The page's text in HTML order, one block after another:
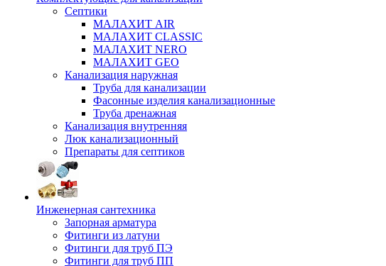
Септики
МАЛАХИТ AIR
МАЛАХИТ CLASSIC
МАЛАХИТ NERO
МАЛАХИТ GEO
Канализация наружная
Труба для канализации
Фасонные изделия канализационные
Труба дренажная
Канализация внутренняя
Люк канализационный
Препараты для септиков
Инженерная сантехника
Запорная арматура
Фитинги из латуни
Фитинги для труб ПЭ
Фитинги для труб ПП